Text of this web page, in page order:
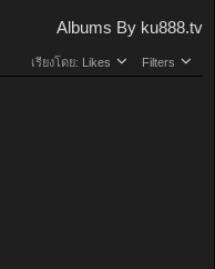
Albums By ku888.tv
เรียงโดย: Likes Filters